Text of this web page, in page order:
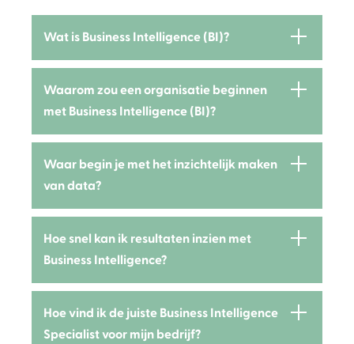
Wat is Business Intelligence (BI)?
Waarom zou een organisatie beginnen
met Business Intelligence (BI)?
Waar begin je met het inzichtelijk maken
van data?
Hoe snel kan ik resultaten inzien met
Business Intelligence?
Hoe vind ik de juiste Business Intelligence
Specialist voor mijn bedrijf?